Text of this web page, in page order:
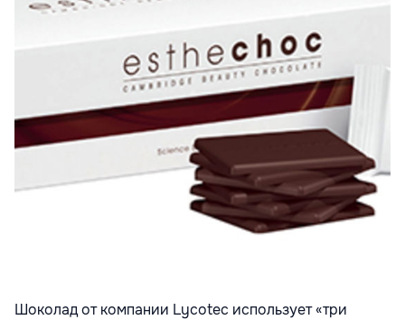
Шоколад от компании Lycotec использует «три